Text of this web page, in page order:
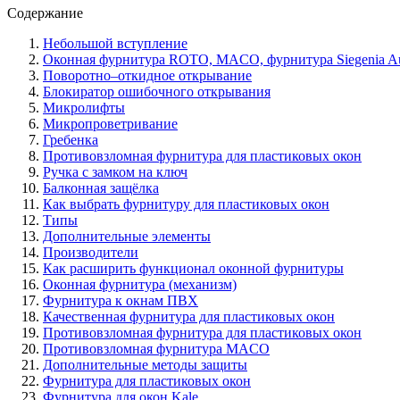
Содержание
Небольшой вступление
Оконная фурнитура ROTO, MACO, фурнитура Siegenia
Поворотно–откидное открывание
Блокиратор ошибочного открывания
Микролифты
Микропроветривание
Гребенка
Противовзломная фурнитура для пластиковых окон
Ручка с замком на ключ
Балконная защёлка
Как выбрать фурнитуру для пластиковых окон
Типы
Дополнительные элементы
Производители
Как расширить функционал оконной фурнитуры
Оконная фурнитура (механизм)
Фурнитура к окнам ПВХ
Качественная фурнитура для пластиковых окон
Противовзломная фурнитура для пластиковых окон
Противовзломная фурнитура MACO
Дополнительные методы защиты
Фурнитура для пластиковых окон
Фурнитура для окон Kale